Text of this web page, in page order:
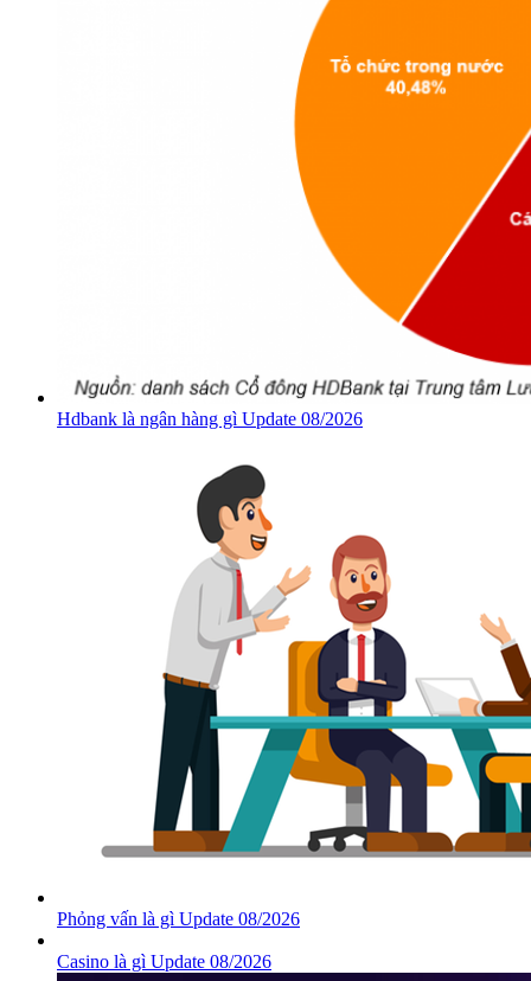
Hdbank là ngân hàng gì Update 08/2026
Phỏng vấn là gì Update 08/2026
Casino là gì Update 08/2026